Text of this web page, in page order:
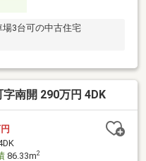
3台可の中古住宅
南開 290万円 4DK
86.33m2